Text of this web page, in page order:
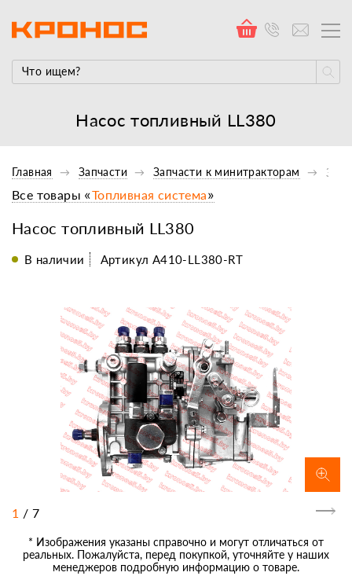
Насос топливный LL380
Главная Запчасти Запчасти к минитракторам
Насос топливный LL380
Все товары «Топливная система»
В наличии Артикул A410-LL380-RT
1 / 7
* Изображения указаны справочно и могут отличаться от
реальных. Пожалуйста, перед покупкой, уточняйте у наших
менеджеров подробную информацию о товаре.